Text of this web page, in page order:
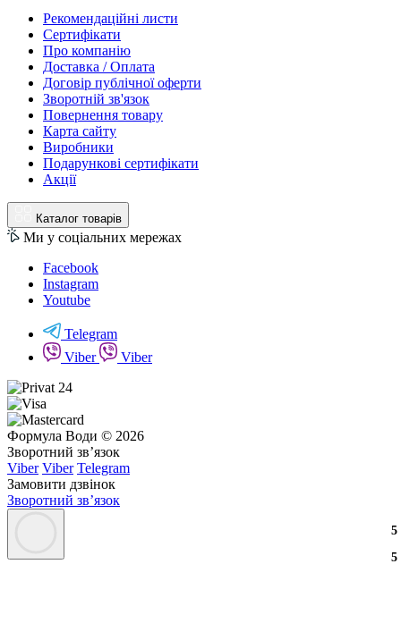
3
3
2
2
3
3
5
5
Рекомендаційні листи
Сертифікати
Про компанію
Доставка / Оплата
Договір публічної оферти
Зворотній зв'язок
Повернення товару
Карта сайту
Виробники
Подарункові сертифікати
Акції
Каталог товарів
Ми у соціальних мережах
Facebook
Instagram
Youtube
Telegram
Viber
Viber
Формула Води © 2026
Зворотний зв’язок
Viber Viber Telegram
Замовити дзвінок
Зворотний зв’язок